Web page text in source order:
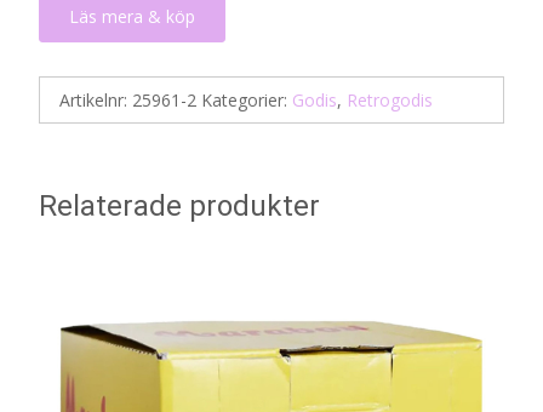
Läs mera & köp
Artikelnr: 25961-2 Kategorier: Godis, Retrogodis
Relaterade produkter